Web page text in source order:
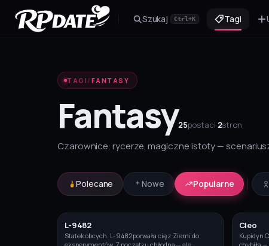
Szukaj Ctrl+K Tagi
Scenariusz
TAGI / FANTASY
Fantasy25postaci·2stron
Czarownice, rycerze, magiczne istoty —
Polecane Nowe Popularne
L-9482
Statek obcych. L-9482 porwała cię z Ziemi do
Cleo
Kupidyn